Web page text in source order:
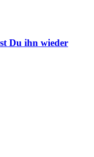
Du ihn wieder